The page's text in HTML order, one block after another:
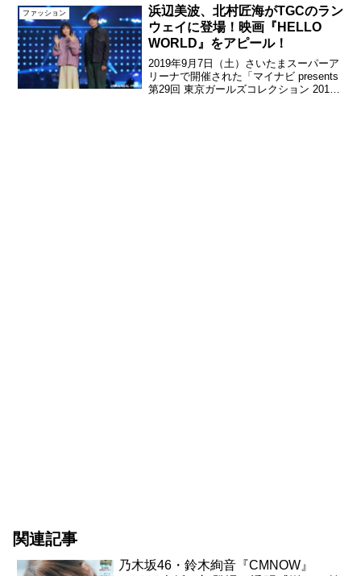
優の浜辺美波が1位を獲得。201...
ファッション
浜辺美波、北村匠海がTGCのラン
ウェイに登場！映画『HELLO
WORLD』をアピール！
2019年9月7日（土）さいたまスーパーア
リーナで開催された「マイナビ presents
第29回 東京ガールズコレクション 2019
関連記事
乃木坂46・鈴木絢音『CMNOW』